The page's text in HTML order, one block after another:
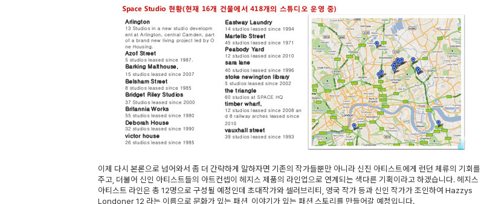
이제 다시 본론으로 넘어와서 좀 더 간략하게 말하자면 기존의 작가들뿐만 아니라 신진 아티스트에게 런던 체류의 기회를
주고, 더불어 신인 아티스트들의 아트컨셉이 헤지스 제품의 라인업으로 연계되는 색다른 기획이라고 하겠습니다. 헤지스
아티스트 라인은 총 12명으로 구성될 예정인데 초대작가와 셀러브리티, 영국 작가 등과 신인 작가가 조인하여 Hazzys
Londoner 12 라는 이름으로 문화가 있는 패션, 이야기가 있는 패션 스토리를 만들어갈 예정입니다.